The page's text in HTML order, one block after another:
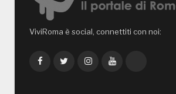
ViviRoma è social, connettiti con noi:
FacebookTwitterInstagramYouTube